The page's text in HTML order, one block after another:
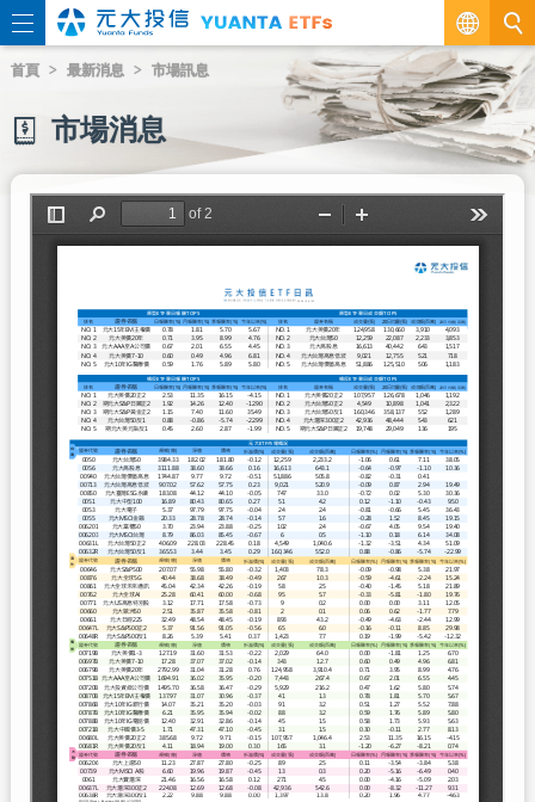
繁
EN
首頁 最新消息 市場訊息
市場消息